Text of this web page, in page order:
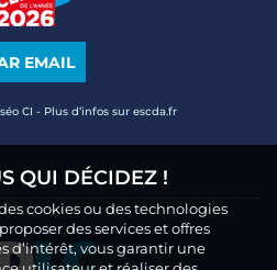
EMAIL
CI - Plus d’infos sur escda.fr
QUI DÉCIDEZ !
cookies ou des technologies
des services et offres
d’intérêt, vous garantir une